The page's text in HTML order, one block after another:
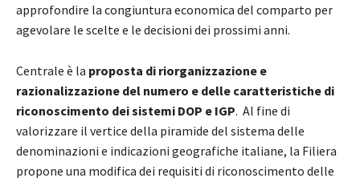
approfondire la congiuntura economica del comparto per
agevolare le scelte e le decisioni dei prossimi anni.
Centrale è la proposta di riorganizzazione e
razionalizzazione del numero e delle caratteristiche di
riconoscimento dei sistemi DOP e IGP. Al fine di
valorizzare il vertice della piramide del sistema delle
denominazioni e indicazioni geografiche italiane, la Filiera
propone una modifica dei requisiti di riconoscimento delle